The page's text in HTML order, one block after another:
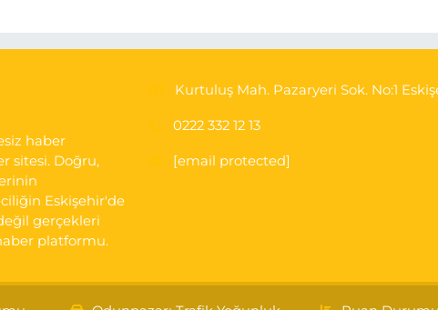
haber
sitesi. Doğru,
Eskişehir'de
gerçekleri
platformu.
Kurtuluş Mah. Pazaryeri Sok. No:1
0222 332 12 13
[email protected]